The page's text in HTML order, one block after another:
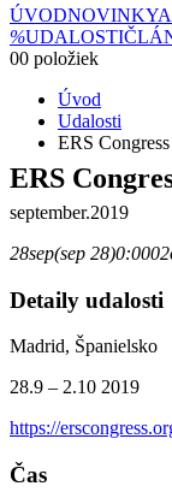
ÚVODNOVINKY
%UDALOSTI
00 položiek
Úvod
Udalosti
ERS
ERS
september.2019
28sep(sep 28)0:0002
Detaily udalosti
Madrid, Španielsko
28.9 – 2.10 2019
https://
Čas